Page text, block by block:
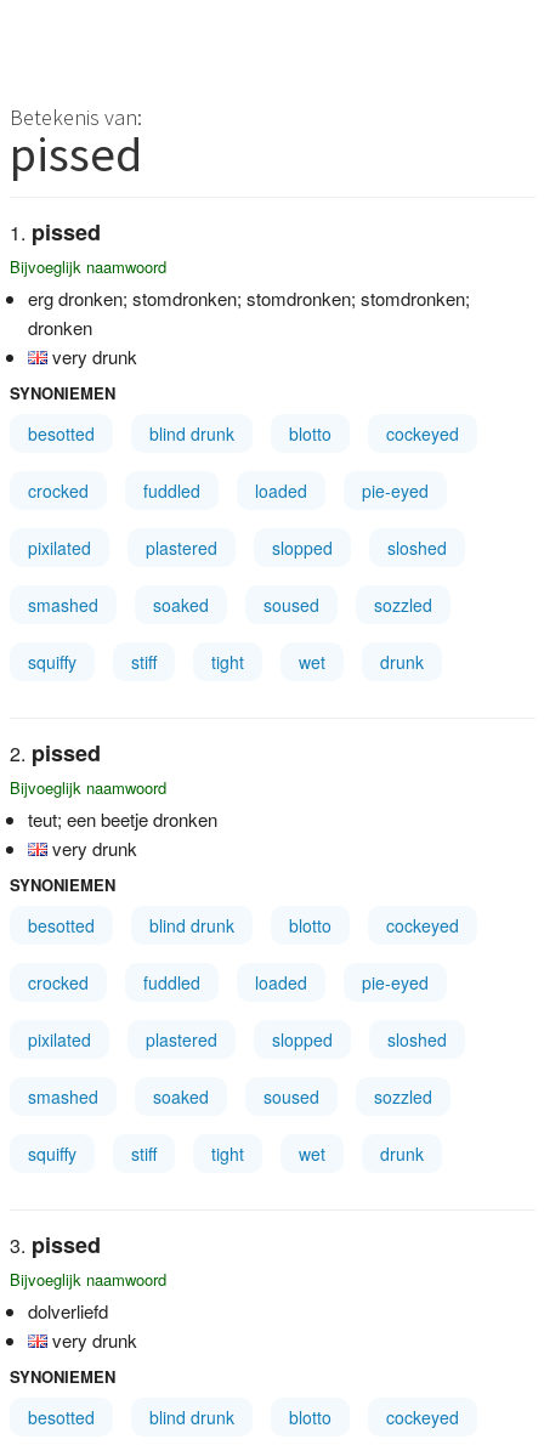
Betekenis van:
pissed
pissed
Bijvoeglijk naamwoord
erg dronken; stomdronken; stomdronken; stomdronken;
dronken
very drunk
SYNONIEMEN
besotted blind drunk blotto cockeyed
crocked fuddled loaded pie-eyed
pixilated plastered slopped sloshed
smashed soaked soused sozzled
squiffy stiff tight wet drunk
pissed
Bijvoeglijk naamwoord
teut; een beetje dronken
very drunk
SYNONIEMEN
besotted blind drunk blotto cockeyed
crocked fuddled loaded pie-eyed
pixilated plastered slopped sloshed
smashed soaked soused sozzled
squiffy stiff tight wet drunk
pissed
Bijvoeglijk naamwoord
dolverliefd
very drunk
SYNONIEMEN
besotted blind drunk blotto cockeyed